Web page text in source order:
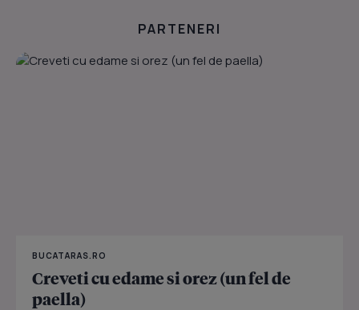
PARTENERI
BUCATARAS.RO
Creveti cu edame si orez (un fel de
paella)